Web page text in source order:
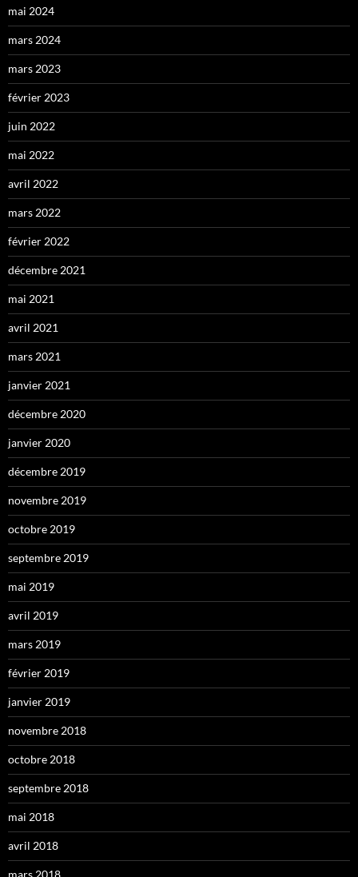
mai 2024
mars 2024
mars 2023
février 2023
juin 2022
mai 2022
avril 2022
mars 2022
février 2022
décembre 2021
mai 2021
avril 2021
mars 2021
janvier 2021
décembre 2020
janvier 2020
décembre 2019
novembre 2019
octobre 2019
septembre 2019
mai 2019
avril 2019
mars 2019
février 2019
janvier 2019
novembre 2018
octobre 2018
septembre 2018
mai 2018
avril 2018